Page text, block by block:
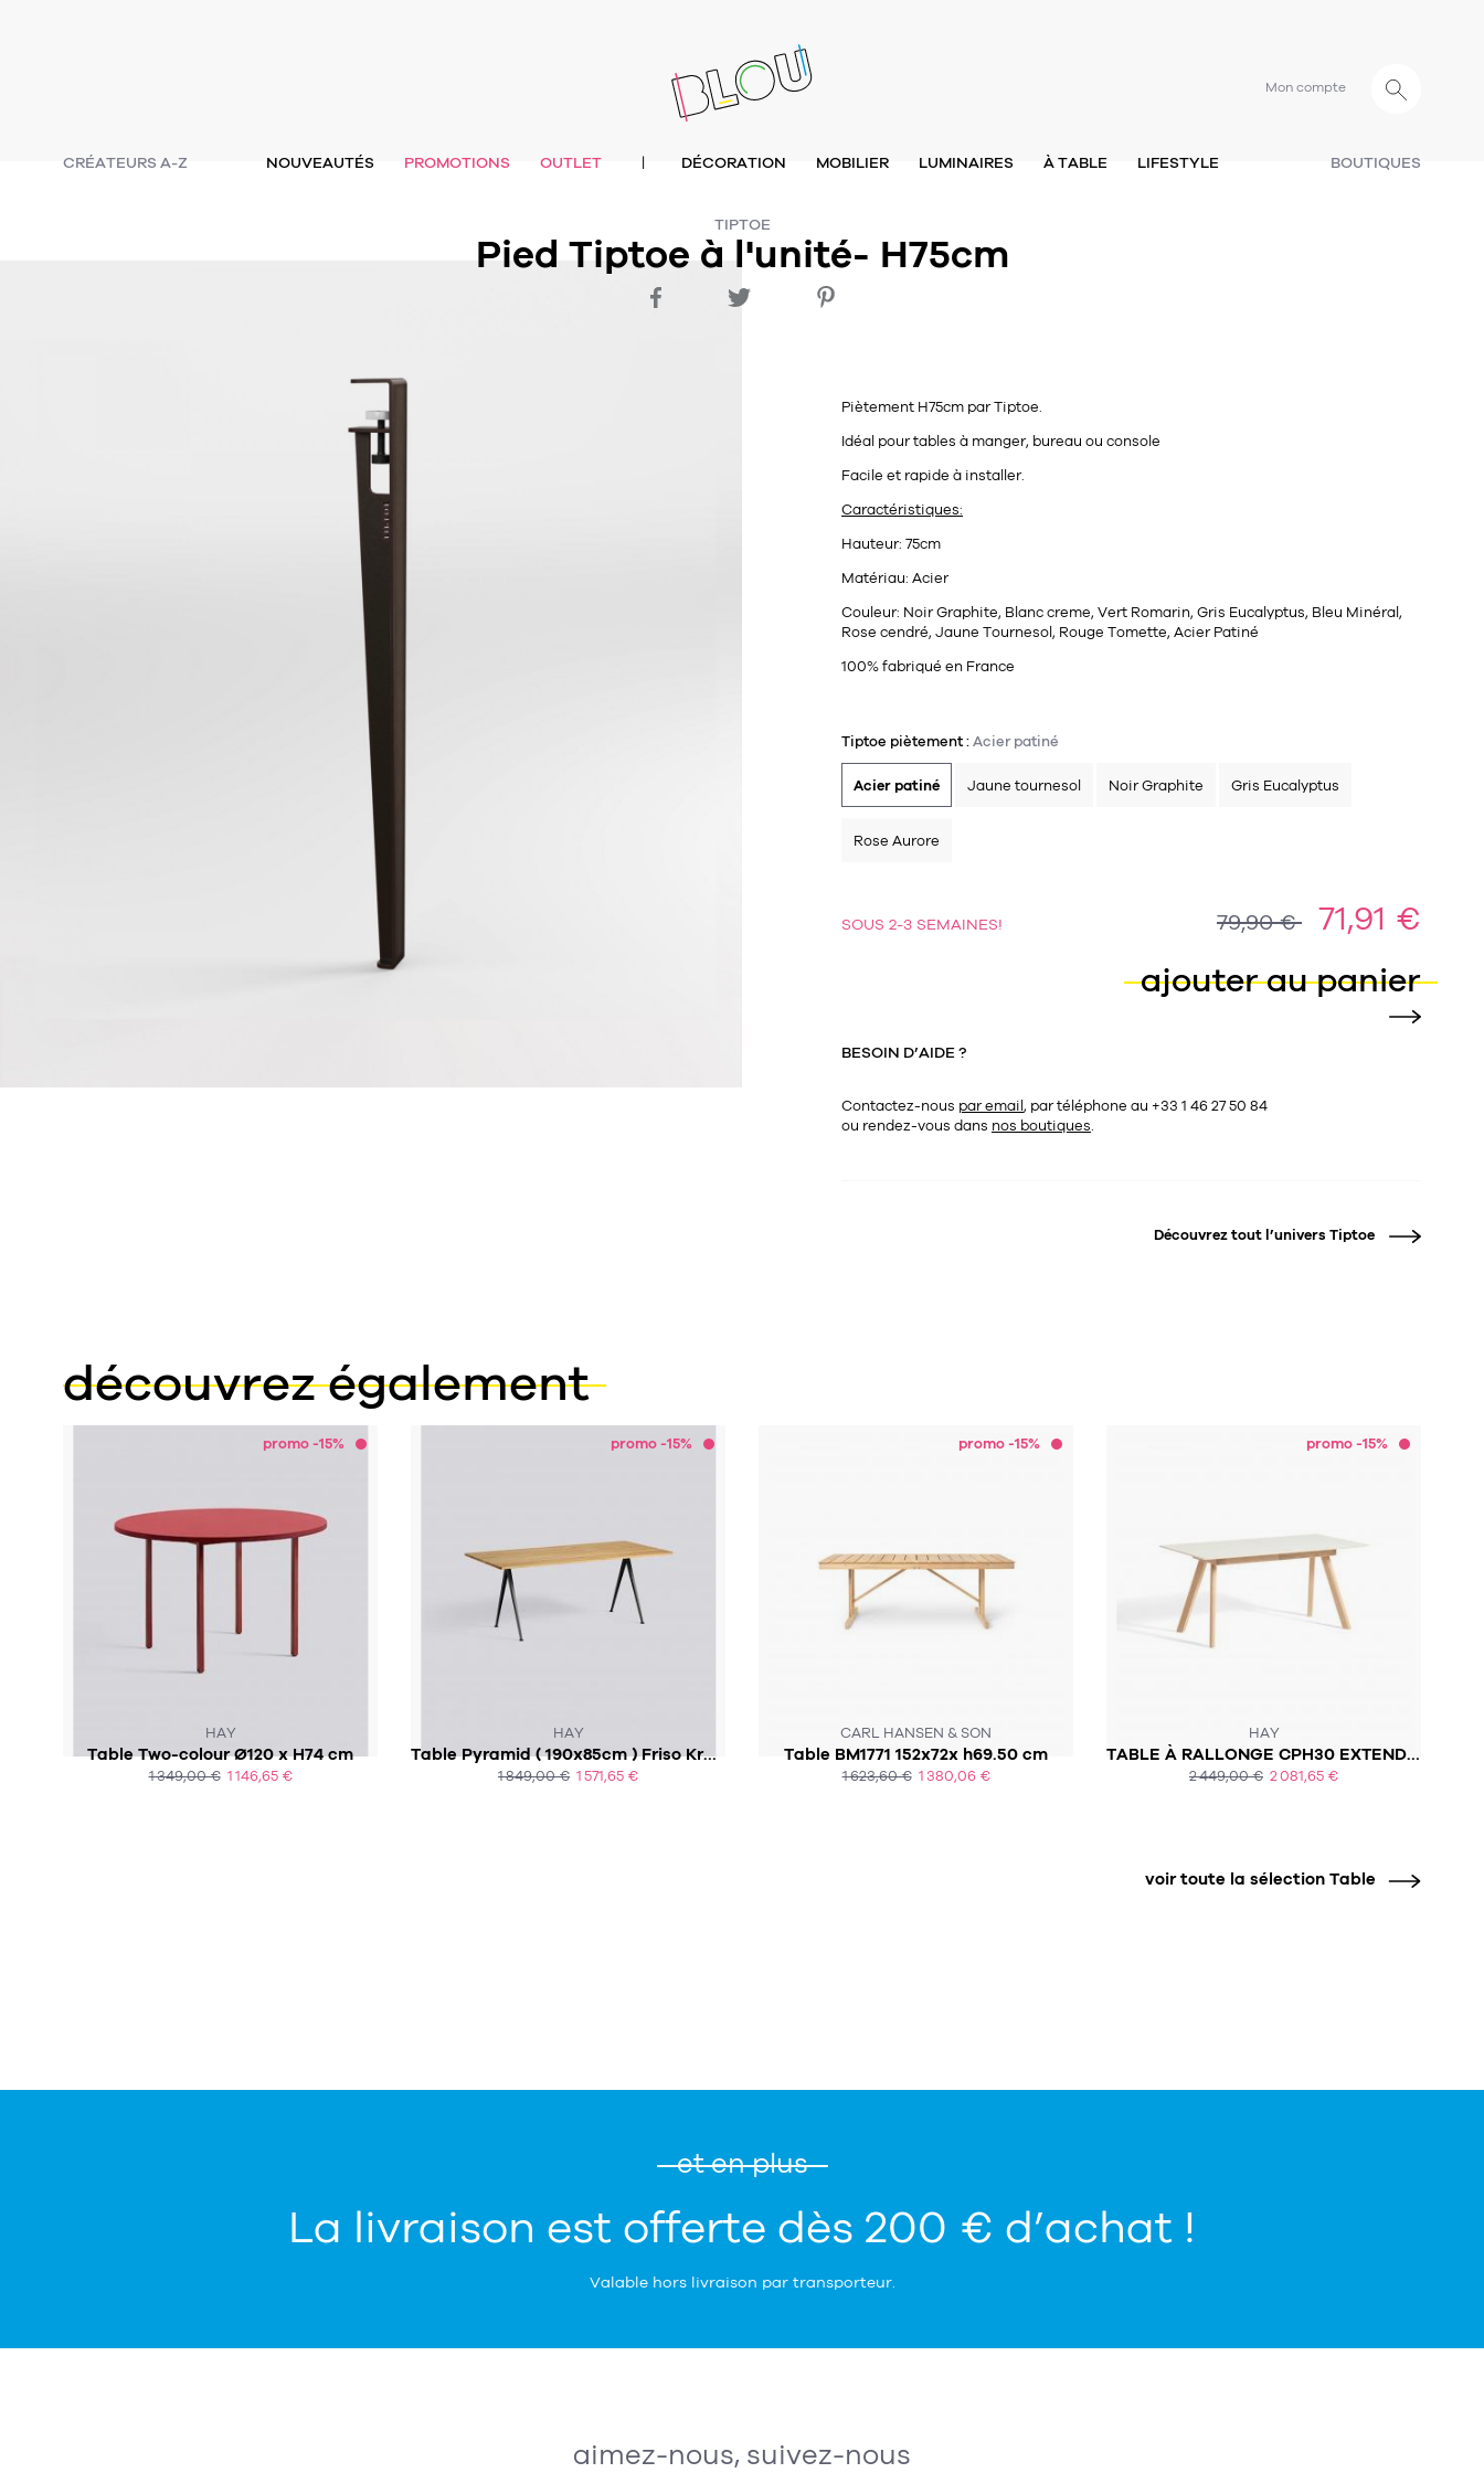
Mon compte
CRÉATEURS A-Z BOUTIQUES
NOUVEAUTÉS PROMOTIONS OUTLET | DÉCORATION MOBILIER LUMINAIRES À TABLE LIFESTYLE
TIPTOE
Pied Tiptoe à l'unité- H75cm
Piètement H75cm parTiptoe.
Idéal pour tables à manger, bureau ou console
Facile et rapide à installer.
Caractéristiques:
Hauteur: 75cm
Matériau: Acier
Couleur: Noir Graphite, Blanc creme, Vert Romarin, Gris Eucalyptus, Bleu Minéral,
Rose cendré, Jaune Tournesol, Rouge Tomette, Acier Patiné
100% fabriqué en France
Tiptoe piètement :Acier patiné
Acier patiné Jaune tournesol Noir Graphite Gris Eucalyptus
Rose Aurore
SOUS 2-3 SEMAINES! 79,90 €
71,91 €
ajouter au panier
BESOIN D’AIDE ?
Contactez-nous par email, par téléphone au +33 1 46 27 50 84
ou rendez-vous dans nos boutiques.
Découvrez tout l’univers Tiptoe
découvrez également
promo -15%
HAY
Table Two-colour Ø120 x H74 cm
1 349,00 € 1 146,65 €
promo -15%
HAY
Table Pyramid ( 190x85cm ) Friso Kramer et Wim Ritveld pour Ahrend
1 849,00 € 1 571,65 €
promo -15%
CARL HANSEN & SON
Table BM1771 152x72x h69.50 cm
1 623,60 € 1 380,06 €
promo -15%
HAY
TABLE À RALLONGE CPH30 EXTENDABLE
2 449,00 € 2 081,65 €
voir toute la sélection Table
et en plus
La livraison est offerte dès 200 € d’achat !
Valable hors livraison par transporteur.
aimez-nous, suivez-nous